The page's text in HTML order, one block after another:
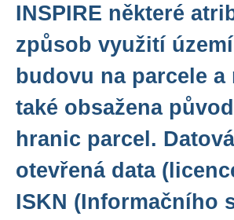
INSPIRE některé
způsob využití
budovu na parcele a
také obsažena
hranic parcel.
otevřená data
ISKN (Informačního